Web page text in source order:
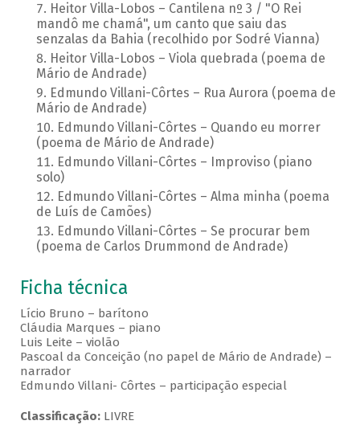
Heitor Villa-Lobos – Cantilena nº 3 / "O Rei
mandô me chamá", um canto que saiu das
senzalas da Bahia (recolhido por Sodré Vianna)
Heitor Villa-Lobos – Viola quebrada (poema de
Mário de Andrade)
Edmundo Villani-Côrtes – Rua Aurora (poema de
Mário de Andrade)
Edmundo Villani-Côrtes – Quando eu morrer
(poema de Mário de Andrade)
Edmundo Villani-Côrtes – Improviso (piano
solo)
Edmundo Villani-Côrtes – Alma minha (poema
de Luís de Camões)
Edmundo Villani-Côrtes – Se procurar bem
(poema de Carlos Drummond de Andrade)
Ficha técnica
Lício Bruno – barítono
Cláudia Marques – piano
Luis Leite – violão
Pascoal da Conceição (no papel de Mário de Andrade) –
narrador
Edmundo Villani- Côrtes – participação especial
Classificação:LIVRE